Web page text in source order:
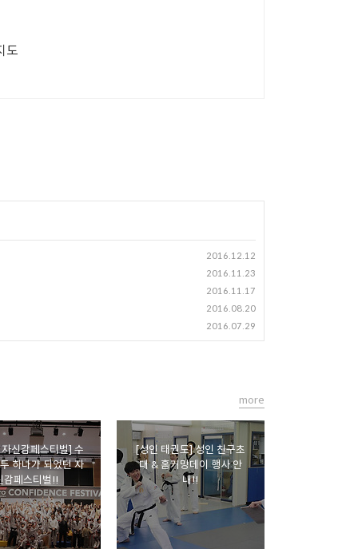
도
2016.12.12
2016.11.23
2016.11.17
2016.08.20
2016.07.29
신감페스티벌] 수
하나가 되었던 자
감페스티벌!!
[성인 태권도] 성인 친구초
대 & 홈커밍데이 행사 안
내!!
more